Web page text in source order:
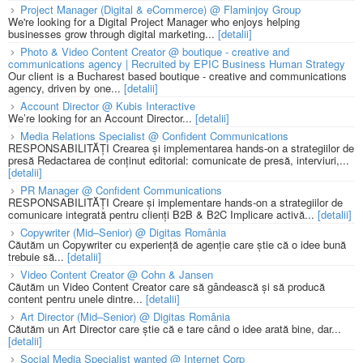
Project Manager (Digital & eCommerce) @ Flaminjoy Group
We're looking for a Digital Project Manager who enjoys helping
businesses grow through digital marketing... [detalii]
Photo & Video Content Creator @ boutique - creative and
communications agency | Recruited by EPIC Business Human Strategy
Our client is a Bucharest based boutique - creative and communications
agency, driven by one... [detalii]
Account Director @ Kubis Interactive
We’re looking for an Account Director... [detalii]
Media Relations Specialist @ Confident Communications
RESPONSABILITĂȚI Crearea și implementarea hands-on a strategiilor de
presă Redactarea de conținut editorial: comunicate de presă, interviuri,...
[detalii]
PR Manager @ Confident Communications
RESPONSABILITĂȚI Creare și implementare hands-on a strategiilor de
comunicare integrată pentru clienți B2B & B2C Implicare activă... [detalii]
Copywriter (Mid–Senior) @ Digitas România
Căutăm un Copywriter cu experiență de agenție care știe că o idee bună
trebuie să... [detalii]
Video Content Creator @ Cohn & Jansen
Căutăm un Video Content Creator care să gândească și să producă
content pentru unele dintre... [detalii]
Art Director (Mid–Senior) @ Digitas România
Căutăm un Art Director care știe că e tare când o idee arată bine, dar...
[detalii]
Social Media Specialist wanted @ Internet Corp